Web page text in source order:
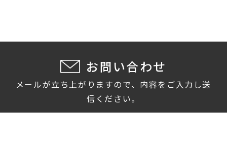
お問い合わせ
メールが立ち上がりますので、内容をご入力し送
信ください。